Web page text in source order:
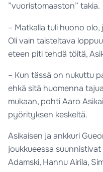
”vuoristomaaston” takia.
– Matkalla tuli huono olo,
Oli vain taisteltava
eteen piti tehdä töitä,
– Kun tässä on nukuttu
ehkä sitä huomenna
mukaan, pohti Aaro
pyörityksen keskeltä.
Asikaisen ja ankkuri
joukkueessa
Adamski, Hannu Airila,